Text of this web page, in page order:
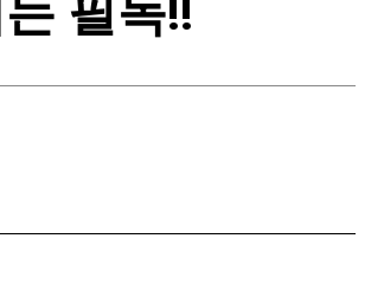
필독!!